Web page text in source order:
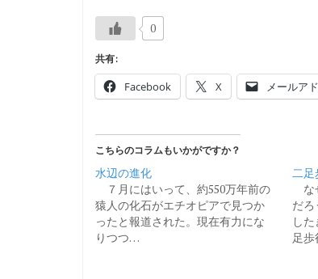
0
共有:
Facebook X メールア
こちらのコラムもいかがですか？
水辺の進化
７月にはいって、約550万年前の
猿人の化石がエチオピアで見つか
ったと報道された。現在有力にな
りつつ…
二足
な
だ
し
足